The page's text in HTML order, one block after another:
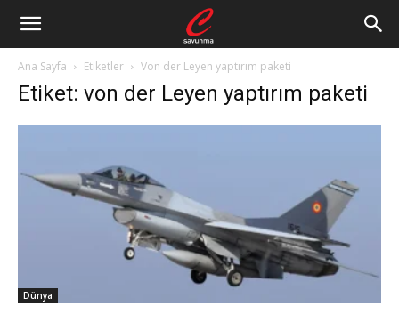
Ana Sayfa Etiketler Von der Leyen yaptırım paketi
Etiket: von der Leyen yaptırım paketi
Dünya